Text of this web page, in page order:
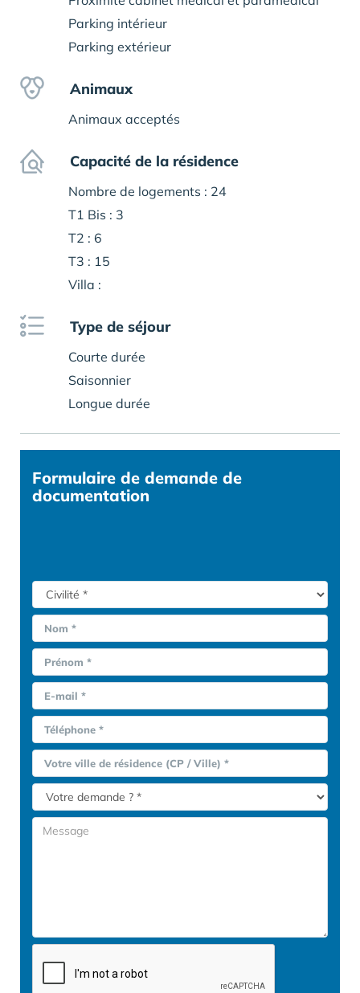
Parking intérieur
Parking extérieur
Animaux
Animaux acceptés
Capacité de la résidence
Nombre de logements : 24
T1 Bis : 3
T2 : 6
T3 : 15
Villa :
Type de séjour
Courte durée
Saisonnier
Longue durée
Formulaire de demande de
documentation
Nom *
Prénom *
E-mail *
Téléphone *
Votre ville de résidence (CP / Ville) *